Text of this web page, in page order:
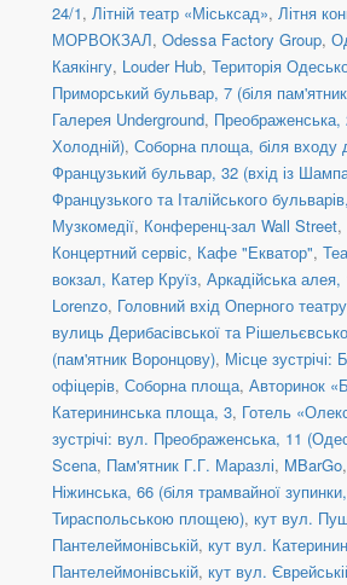
24/1, Літній театр «Міськсад», Літня
МОРВОКЗАЛ, Odessa Factory Group,
Каякінгу, Louder Hub, Територія
Приморський бульвар, 7 (біля
Галерея Underground, Преображенська,
Холодній), Соборна площа, біля входу
Французький бульвар, 32 (вхід із
Французького та Італійського
Музкомедії, Конференц-зал Wall Street,
Концертний сервіс, Кафе "Екватор",
вокзал, Катер Круїз, Аркадійська
Lorenzo, Головний вхід Оперного театру
вулиць Дерибасівської та
(пам'ятник Воронцову), Місце зустрічі:
офіцерів, Соборна площа, Авторинок
Катерининська площа, 3, Готель
зустрічі: вул. Преображенська, 11
Scena, Пам'ятник Г.Г. Маразлі, MBarGo,
Ніжинська, 66 (біля трамвайної
Тираспольською площею), кут вул.
Пантелеймонівській, кут вул.
Пантелеймонівській, кут вул.